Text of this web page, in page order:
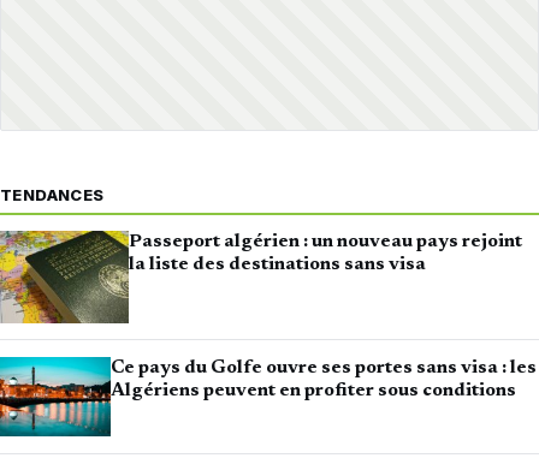
TENDANCES
Passeport algérien : un nouveau pays rejoint
la liste des destinations sans visa
Ce pays du Golfe ouvre ses portes sans visa : les
Algériens peuvent en profiter sous conditions